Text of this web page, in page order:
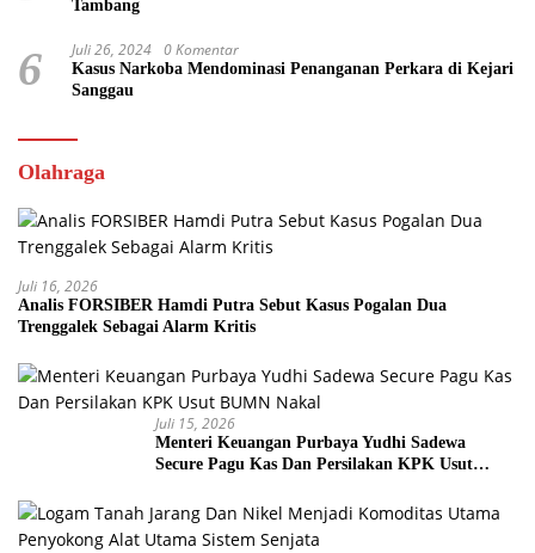
Tambang
6 Juli 26, 2024 0 Komentar
Kasus Narkoba Mendominasi Penanganan Perkara di Kejari
Sanggau
Olahraga
Juli 16, 2026
Analis FORSIBER Hamdi Putra Sebut Kasus Pogalan Dua
Trenggalek Sebagai Alarm Kritis
Juli 15, 2026
Menteri Keuangan Purbaya Yudhi Sadewa
Secure Pagu Kas Dan Persilakan KPK Usut